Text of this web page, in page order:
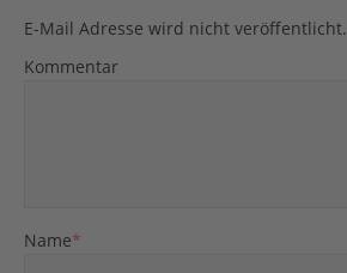
E-Mail Adresse wird nicht veröffentlicht.
Kommentar
Name*